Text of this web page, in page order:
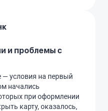
и проблемы с
— условия на первый
начались
при оформлении
карту, оказалось,